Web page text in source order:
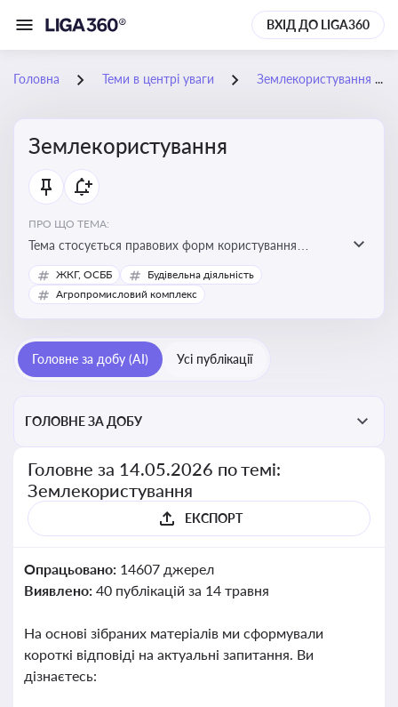
ВХІД ДО LIGA360
Головна Теми в центрі уваги Землекористування
Землекористування
ПРО ЩО ТЕМА:
Тема стосується правових форм користування
землею, зокрема умов доступу, володіння та
користування земельними ділянками різних форм
ЖКГ, ОСББ
Будівельна діяльність
Агропромисловий комплекс
Головне за добу (AI) Усі публікації
ГОЛОВНЕ ЗА ДОБУ
Головне за 14.05.2026 по темі:
Землекористування
ЕКСПОРТ
Опрацьовано: 14607 джерел
Виявлено: 40 публікацій за 14 травня
На основі зібраних матеріалів ми сформували
короткі відповіді на актуальні запитання. Ви
дізнаєтесь: